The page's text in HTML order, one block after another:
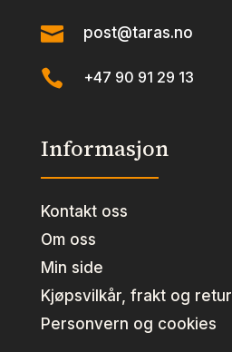
 post@taras.no
 +47 90 91 29 13
Informasjon
Kontakt oss
Om oss
Min side
Kjøpsvilkår, frakt og retur
Personvern og cookies